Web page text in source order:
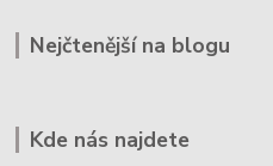
Nejčtenější na blogu
Kde nás najdete